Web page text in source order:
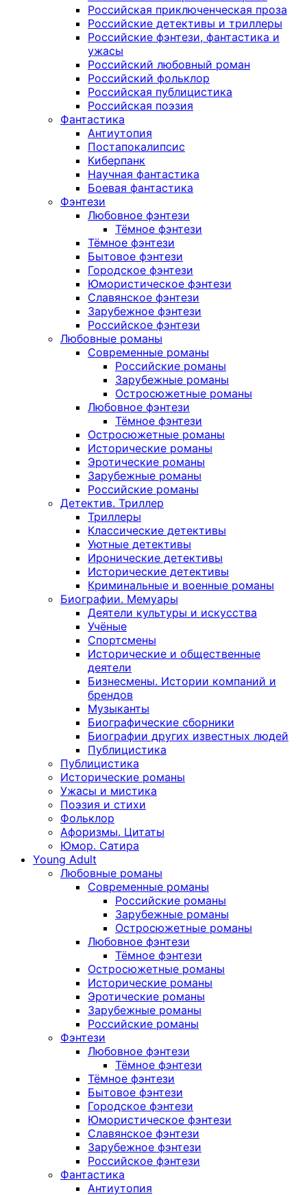
Российская приключенческая проза
Российские детективы и триллеры
Российские фэнтези, фантастика и
ужасы
Российский любовный роман
Российский фольклор
Российская публицистика
Российская поэзия
Фантастика
Антиутопия
Постапокалипсис
Киберпанк
Научная фантастика
Боевая фантастика
Фэнтези
Любовное фэнтези
Тёмное фэнтези
Тёмное фэнтези
Бытовое фэнтези
Городское фэнтези
Юмористическое фэнтези
Славянское фэнтези
Зарубежное фэнтези
Российское фэнтези
Любовные романы
Современные романы
Российские романы
Зарубежные романы
Остросюжетные романы
Любовное фэнтези
Тёмное фэнтези
Остросюжетные романы
Исторические романы
Эротические романы
Зарубежные романы
Российские романы
Детектив. Триллер
Триллеры
Классические детективы
Уютные детективы
Иронические детективы
Исторические детективы
Криминальные и военные романы
Биографии. Мемуары
Деятели культуры и искусства
Учёные
Спортсмены
Исторические и общественные
деятели
Бизнесмены. Истории компаний и
брендов
Музыканты
Биографические сборники
Биографии других известных людей
Публицистика
Публицистика
Исторические романы
Ужасы и мистика
Поэзия и стихи
Фольклор
Афоризмы. Цитаты
Юмор. Сатира
Young Adult
Любовные романы
Современные романы
Российские романы
Зарубежные романы
Остросюжетные романы
Любовное фэнтези
Тёмное фэнтези
Остросюжетные романы
Исторические романы
Эротические романы
Зарубежные романы
Российские романы
Фэнтези
Любовное фэнтези
Тёмное фэнтези
Тёмное фэнтези
Бытовое фэнтези
Городское фэнтези
Юмористическое фэнтези
Славянское фэнтези
Зарубежное фэнтези
Российское фэнтези
Фантастика
Антиутопия